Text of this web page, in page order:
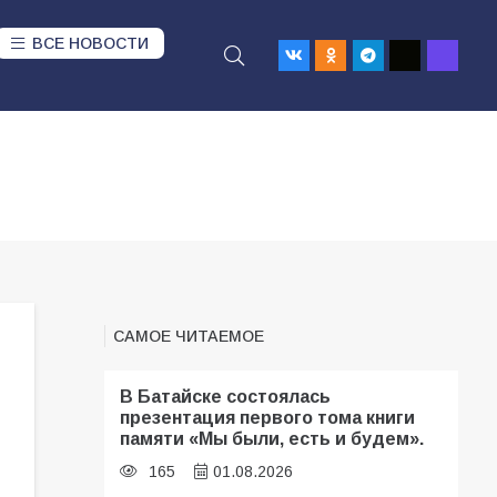
ВСЕ НОВОСТИ
САМОЕ ЧИТАЕМОЕ
В Батайске состоялась
презентация первого тома книги
памяти «Мы были, есть и будем».
165 01.08.2026